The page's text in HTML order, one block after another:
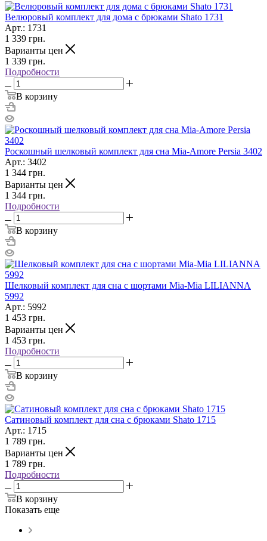
Велюровый комплект для дома с брюками Shato 1731
Арт.: 1731
1 339 грн.
Варианты цен
1 339 грн.
Подробности
В корзину
Роскошный шелковый комплект для сна Mia-Amore Persia 3402
Арт.: 3402
1 344 грн.
Варианты цен
1 344 грн.
Подробности
В корзину
Шелковый комплект для сна с шортами Mia-Mia LILIANNA
5992
Арт.: 5992
1 453 грн.
Варианты цен
1 453 грн.
Подробности
В корзину
Сатиновый комплект для сна с брюками Shato 1715
Арт.: 1715
1 789 грн.
Варианты цен
1 789 грн.
Подробности
В корзину
Показать еще